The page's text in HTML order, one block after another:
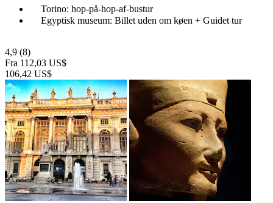
Torino: hop-på-hop-af-bustur
Egyptisk museum: Billet uden om køen + Guidet tur
4,9 (8)
Fra 112,03 US$
106,42 US$